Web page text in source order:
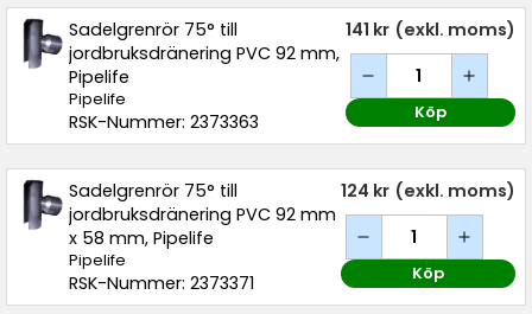
Sadelgrenrör 75° till
jordbruksdränering PVC 92 mm,
Pipelife
Pipelife
RSK-Nummer: 2373363
141 kr (exkl. moms)
Köp
Sadelgrenrör 75° till
jordbruksdränering PVC 92 mm
x 58 mm, Pipelife
Pipelife
RSK-Nummer: 2373371
124 kr (exkl. moms)
Köp